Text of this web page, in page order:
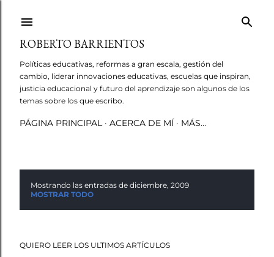
ROBERTO BARRIENTOS
Políticas educativas, reformas a gran escala, gestión del
cambio, liderar innovaciones educativas, escuelas que inspiran,
justicia educacional y futuro del aprendizaje son algunos de los
temas sobre los que escribo.
PÁGINA PRINCIPAL ACERCA DE MÍ MÁS…
t
Mostrando las entradas de diciembre, 2009
MOSTRAR TODO
QUIERO LEER LOS ULTIMOS ARTÍCULOS